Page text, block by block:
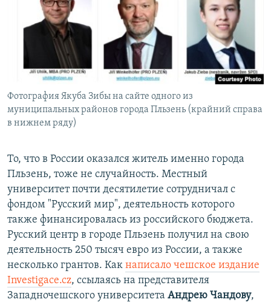
Фотография Якуба Зибы на сайте одного из
муниципальных районов города Пльзень (крайний справа
в нижнем ряду)
То, что в России оказался житель именно города
Пльзень, тоже не случайность. Местный
университет почти десятилетие сотрудничал с
фондом "Русский мир", деятельность которого
также финансировалась из российского бюджета.
Русский центр в городе Пльзень получил на свою
деятельность 250 тысяч евро из России, а также
несколько грантов. Как написало чешское издание
Investigace.cz, ссылаясь на представителя
Западночешского университета Андрею Чандову,